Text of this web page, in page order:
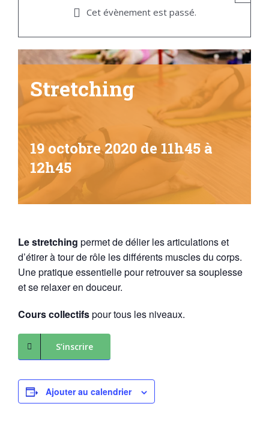
Cet évènement est passé.
Stretching
19 octobre 2020 de 11h45 à
12h45
Le stretching permet de délier les articulations et
d’étirer à tour de rôle les différents muscles du corps.
Une pratique essentielle pour retrouver sa souplesse
et se relaxer en douceur.
Cours collectifspour tous les niveaux.
S’inscrire
Ajouter au calendrier